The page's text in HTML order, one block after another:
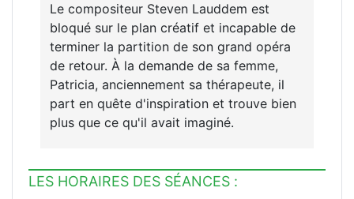
Le compositeur Steven Lauddem est
bloqué sur le plan créatif et incapable de
terminer la partition de son grand opéra
de retour. À la demande de sa femme,
Patricia, anciennement sa thérapeute, il
part en quête d'inspiration et trouve bien
plus que ce qu'il avait imaginé.
LES HORAIRES DES SÉANCES :